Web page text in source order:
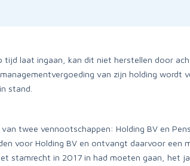
tijd laat ingaan, kan dit niet herstellen door
van zijn holding wordt
stand.
twee vennootschappen: Holding BV en
voor Holding BV en ontvangt daarvoor een
stamrecht in 2017 in had moeten gaan, het